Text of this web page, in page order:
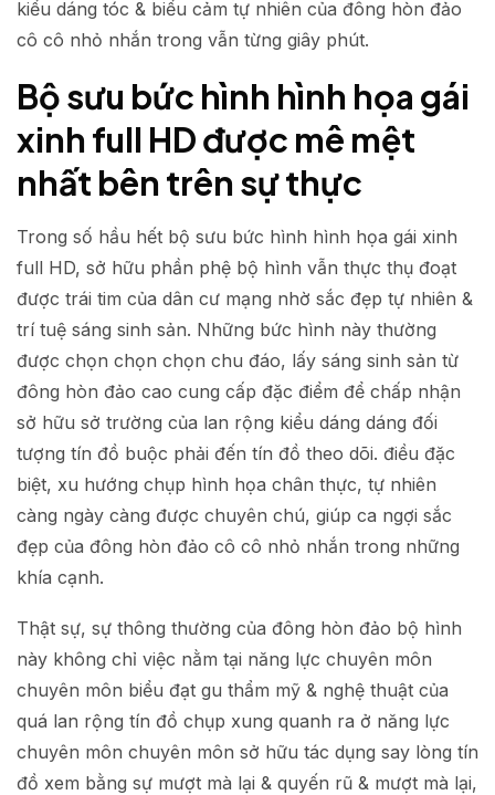
kiểu dáng tóc & biểu cảm tự nhiên của đông hòn đảo
cô cô nhỏ nhắn trong vẫn từng giây phút.
Bộ sưu bức hình hình họa gái
xinh full HD được mê mệt
nhất bên trên sự thực
Trong số hầu hết bộ sưu bức hình hình họa gái xinh
full HD, sở hữu phần phệ bộ hình vẫn thực thụ đoạt
được trái tim của dân cư mạng nhờ sắc đẹp tự nhiên &
trí tuệ sáng sinh sản. Những bức hình này thường
được chọn chọn chọn chu đáo, lấy sáng sinh sản từ
đông hòn đảo cao cung cấp đặc điểm để chấp nhận
sở hữu sở trường của lan rộng kiểu dáng dáng đối
tượng tín đồ buộc phải đến tín đồ theo dõi. điều đặc
biệt, xu hướng chụp hình họa chân thực, tự nhiên
càng ngày càng được chuyên chú, giúp ca ngợi sắc
đẹp của đông hòn đảo cô cô nhỏ nhắn trong những
khía cạnh.
Thật sự, sự thông thường của đông hòn đảo bộ hình
này không chỉ việc nằm tại năng lực chuyên môn
chuyên môn biểu đạt gu thẩm mỹ & nghệ thuật của
quá lan rộng tín đồ chụp xung quanh ra ở năng lực
chuyên môn chuyên môn sở hữu tác dụng say lòng tín
đồ xem bằng sự mượt mà lại & quyến rũ & mượt mà lại,